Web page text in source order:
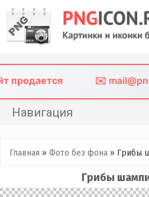
content
продается ✉️
Навигация
Png иконки
Картинки без фона
Главная » Фото без фона » Грибы
Грибы